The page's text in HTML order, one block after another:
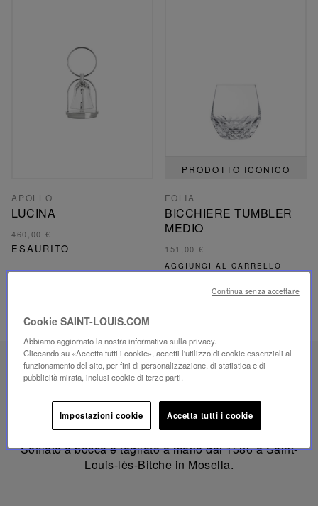
APOLLO
LUCINA
460,00 €
ESAURITO
PRODOTTO ICONICO
FOLIA
BICCHIERE TUMBLER
MEDIO
151,00 €
AGGIUNGI AL CARRELLO
in
PRODOTTO IN FRANCIA
Soffiato a bocca e tagliato a mano dal 1586 a Saint-
Louis-lès-Bitche in Mosella.
Cookie SAINT-LOUIS.COM
Abbiamo aggiornato la nostra informativa sulla privacy.
Cliccando su «Accetta tutti i cookie», accetti l'utilizzo di cookie essenziali al
funzionamento del sito, per fini di personalizzazione, di statistica e di
pubblicità mirata, inclusi cookie di terze parti.
Impostazioni cookie Accetta tutti i cookie
Continua senza accettare